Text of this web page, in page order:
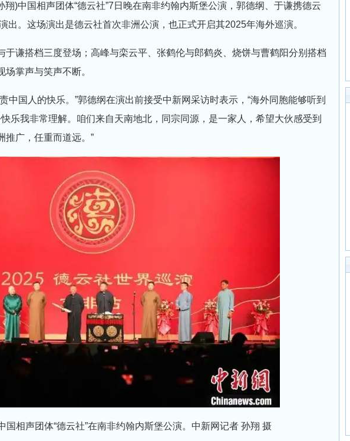
)中国相声团体“德云社”7日晚在南非约翰内斯堡公演，郭德纲、于谦携德云
出。这场演出是德云社首次非洲公演，也正式开启其2025年海外巡演。
于谦搭档三度登场；高峰与栾云平、张鹤伦与郎鹤炎、烧饼与曹鹤阳分别搭档
掌声与笑声不断。
中国人的快乐。”郭德纲在演出前接受中新网采访时表示，“海外同胞能够听到
乐我非常理解。咱们来自天南地北，同宗同源，是一家人，希望大伙感受到
推广，任重而道远。”
国相声团体“德云社”在南非约翰内斯堡公演。中新网记者 孙翔 摄